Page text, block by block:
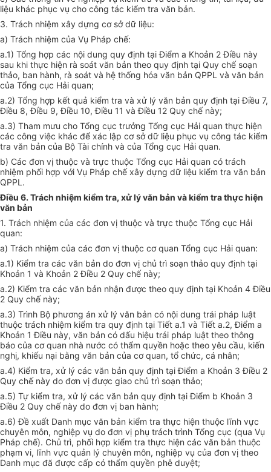
liệu khác phục vụ cho công tác kiểm tra văn bản.
3. Trách nhiệm xây dựng cơ sở dữ liệu:
a) Trách nhiệm của Vụ Pháp chế:
a.1) Tổng hợp các nội dung quy định tại Điểm a Khoản 2 Điều này
sau khi thực hiện rà soát văn bản theo quy định tại Quy chế soạn
thảo, ban hành, rà soát và hệ thống hóa văn bản QPPL và văn bản
của Tổng cục Hải quan;
a.2) Tổng hợp kết quả kiểm tra và xử lý văn bản quy định tại Điều 7,
Điều 8, Điều 9, Điều 10, Điều 11 và Điều 12 Quy chế này;
a.3) Tham mưu cho Tổng cục trưởng Tổng cục Hải quan thực hiện
các công việc khác để xác lập cơ sở dữ liệu phục vụ công tác kiểm
tra văn bản của Bộ Tài chính và của Tổng cục Hải quan.
b) Các đơn vị thuộc và trực thuộc Tổng cục Hải quan có trách
nhiệm phối hợp với Vụ Pháp chế xây dựng dữ liệu kiểm tra văn bản
QPPL.
Điều 6. Trách nhiệm kiểm tra, xử lý văn bản và kiểm tra thực hiện
văn bản
1. Trách nhiệm của các đơn vị thuộc và trực thuộc Tổng cục Hải
quan:
a) Trách nhiệm của các đơn vị thuộc cơ quan Tổng cục Hải quan:
a.1) Kiểm tra các văn bản do đơn vị chủ trì soạn thảo quy định tại
Khoản 1 và Khoản 2 Điều 2 Quy chế này;
a.2) Kiểm tra các văn bản nhận được theo quy định tại Khoản 4 Điều
2 Quy chế này;
a.3) Trình Bộ phương án xử lý văn bản có nội dung trái pháp luật
thuộc trách nhiệm kiểm tra quy định tại Tiết a.1 và Tiết a.2, Điểm a
Khoản 1 Điều này, văn bản có dấu hiệu trái pháp luật theo thông
báo của cơ quan nhà nước có thẩm quyền hoặc theo yêu cầu, kiến
nghị, khiếu nại bằng văn bản của cơ quan, tổ chức, cá nhân;
a.4) Kiểm tra, xử lý các văn bản quy định tại Điểm a Khoản 3 Điều 2
Quy chế này do đơn vị được giao chủ trì soạn thảo;
a.5) Tự kiểm tra, xử lý các văn bản quy định tại Điểm b Khoản 3
Điều 2 Quy chế này do đơn vị ban hành;
a.6) Đề xuất Danh mục văn bản kiểm tra thực hiện thuộc lĩnh vực
chuyên môn, nghiệp vụ do đơn vị phụ trách trình Tổng cục (qua Vụ
Pháp chế). Chủ trì, phối hợp kiểm tra thực hiện các văn bản thuộc
phạm vi, lĩnh vực quản lý chuyên môn, nghiệp vụ của đơn vị theo
Danh mục đã được cấp có thẩm quyền phê duyệt;